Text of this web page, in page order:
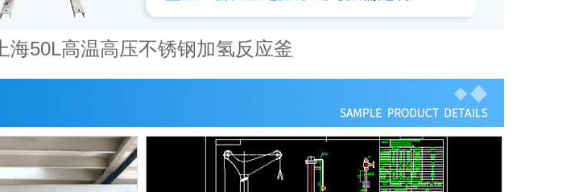
上海50L高温高压不锈钢加氢反应釜